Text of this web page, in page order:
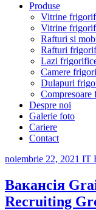
Produse
Vitrine
Vitrine
Rafturi si
Rafturi
Lazi
Camere
Dulapuri
Despre noi
Galerie foto
Cariere
Contact
noiembrie 22, 2021 IT
Вакансія
Recruiting